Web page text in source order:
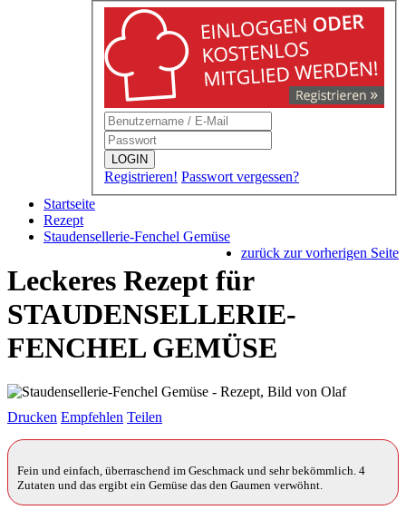
LOGIN
Registrieren! Passwort vergessen?
Startseite
Rezept
Staudensellerie-Fenchel Gemüse
zurück zur vorherigen Seite
Leckeres Rezept für
STAUDENSELLERIE-
FENCHEL GEMÜSE
Drucken Empfehlen Teilen
Fein und einfach, überraschend im Geschmack und sehr bekömmlich. 4
Zutaten und das ergibt ein Gemüse das den Gaumen verwöhnt.